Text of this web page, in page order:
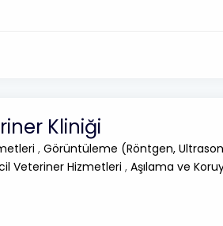
Kliniği
, Görüntüleme (Röntgen,
Veteriner Hizmetleri , Aşılama ve